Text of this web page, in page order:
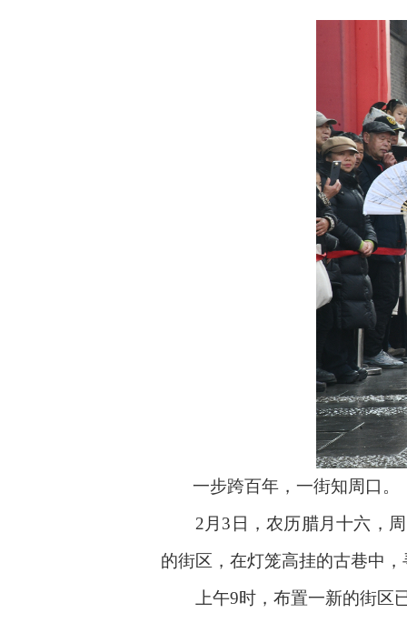
一步跨百年，一街知周口。
2月3日，农历腊月十六，周
的街区，在灯笼高挂的古巷中
上午9时，布置一新的街区已